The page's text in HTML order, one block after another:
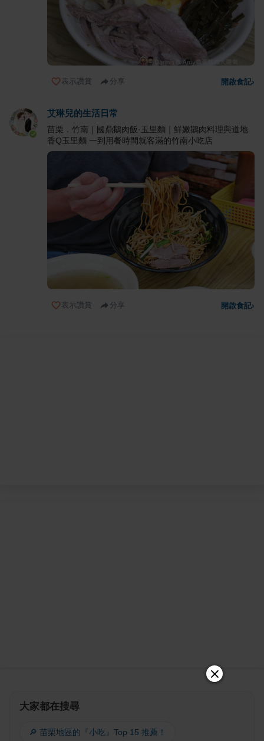
表示讚賞 分享 開啟食記›
艾琳兒的生活日常
苗栗．竹南｜國鼎鵝肉飯·玉里麵｜鮮嫩鵝肉料理與道地
香Q玉里麵 一到用餐時間就客滿的竹南小吃店
表示讚賞 分享 開啟食記›
大家都在搜尋
🔎 苗栗地區的『小吃』Top 15 推薦！